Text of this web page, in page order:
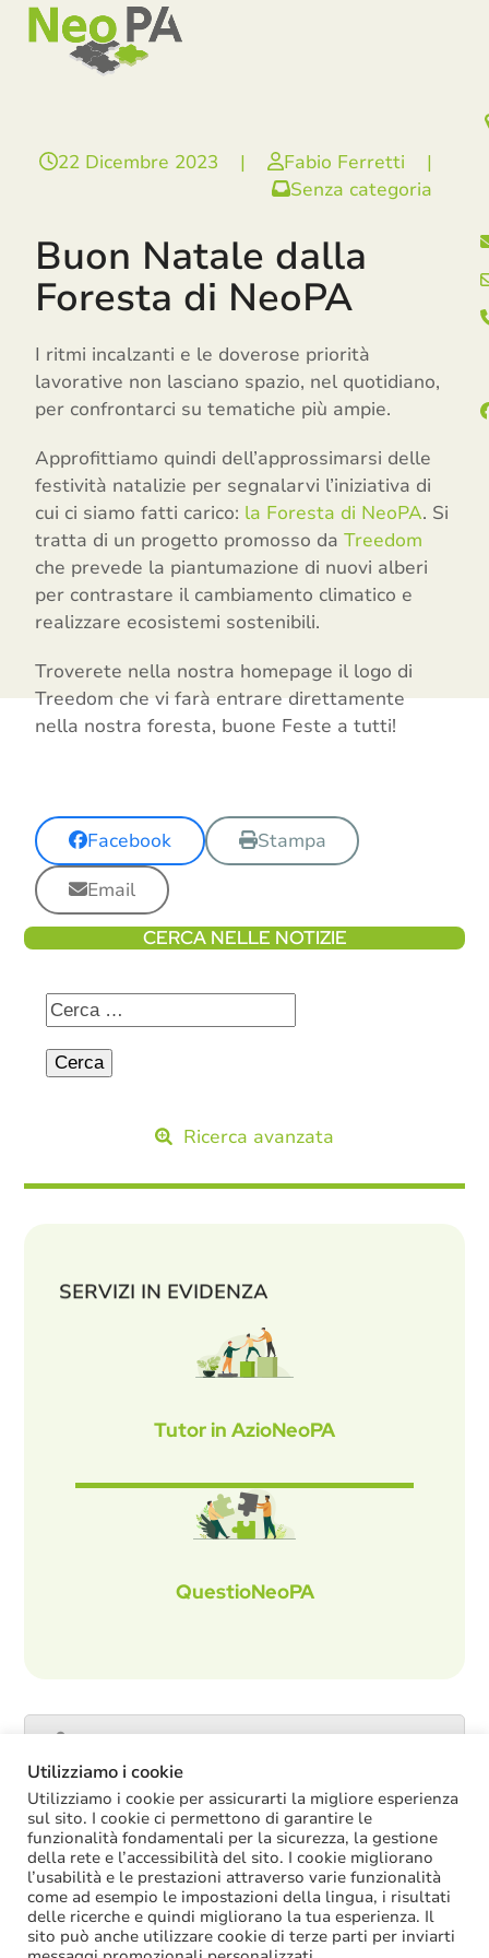
SkipOpen
mobile
menu
Close
mobile
menu
22 Dicembre 2023 | Fabio Ferretti
|
Senza categoria
Buon Natale dalla
Foresta di NeoPA
I ritmi incalzanti e le doverose priorità
lavorative non lasciano spazio, nel quotidiano,
per confrontarci su tematiche più ampie.
Approfittiamo quindi dell’approssimarsi delle
festività natalizie per segnalarvi l’iniziativa di
cui ci siamo fatti carico: la Foresta di NeoPA. Si
tratta di un progetto promosso daTreedom
che prevede la piantumazione di nuovi alberi
per contrastare il cambiamento climatico e
realizzare ecosistemi sostenibili.
Troverete nella nostra homepage il logo di
Treedom che vi farà entrare direttamente
nella nostra foresta, buone Feste a tutti!
Facebook
Stampa
Email
CERCA NELLE NOTIZIE
Ricerca avanzata
SERVIZI IN EVIDENZA
Tutor in AzioNeoPA
QuestioNeoPA
ULTIME NOTIZIE
La soppressione dei vecchi tetti di spesa
offre più margini anche per l’aumento del
salario accessorio
ACCRUAL: come si registrano i
Utilizziamo i cookie
Utilizziamo i cookie per assicurarti la migliore esperienza
sul sito. I cookie ci permettono di garantire le
funzionalità fondamentali per la sicurezza, la gestione
della rete e l’accessibilità del sito. I cookie migliorano
l’usabilità e le prestazioni attraverso varie funzionalità
come ad esempio le impostazioni della lingua, i risultati
delle ricerche e quindi migliorano la tua esperienza. Il
sito può anche utilizzare cookie di terze parti per inviarti